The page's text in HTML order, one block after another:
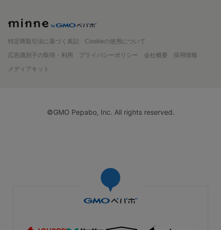
特定商取引法に基づく表記
Cookieの使用について
広告識別子の取得・利用
プライバシーポリシー 会社概要
採用情報
メディアキット
©GMO Pepabo, Inc. All rights reserved.